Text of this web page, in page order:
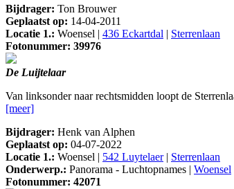
Bijdrager: Ton Brouwer
Geplaatst op: 14-04-2011
Locatie 1.: Woensel | 436 Eckartdal | Sterrenlaan
Fotonummer: 39976
De Luijtelaar
Van linksonder naar rechtsmidden loopt de
[meer]
Bijdrager: Henk van Alphen
Geplaatst op: 04-07-2022
Locatie 1.: Woensel | 542 Luytelaer| Sterrenlaan
Onderwerp.: Panorama - Luchtopnames | Woensel
Fotonummer: 42071